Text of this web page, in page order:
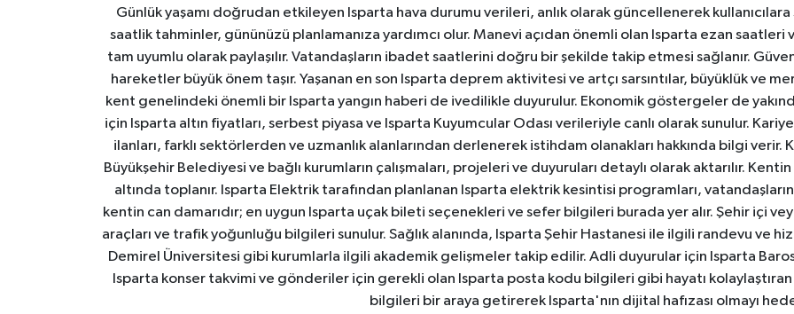
Günlük yaşamı doğrudan etkileyen Isparta hava durumu verileri, anlık olarak güncellenerek
saatlik tahminler, gününüzü planlamanıza yardımcı olur. Manevi açıdan önemli olan Isparta ezan
tam uyumlu olarak paylaşılır. Vatandaşların ibadet saatlerini doğru bir şekilde takip etmesi sağlanır.
hareketler büyük önem taşır. Yaşanan en son Isparta deprem aktivitesi ve artçı sarsıntılar, büyüklük ve
kent genelindeki önemli bir Isparta yangın haberi de ivedilikle duyurulur. Ekonomik göstergeler de
için Isparta altın fiyatları, serbest piyasa ve Isparta Kuyumcular Odası verileriyle canlı olarak sunulur.
ilanları, farklı sektörlerden ve uzmanlık alanlarından derlenerek istihdam olanakları hakkında bilgi verir.
Büyükşehir Belediyesi ve bağlı kurumların çalışmaları, projeleri ve duyuruları detaylı olarak aktarılır.
altında toplanır. Isparta Elektrik tarafından planlanan Isparta elektrik kesintisi programları,
kentin can damarıdır; en uygun Isparta uçak bileti seçenekleri ve sefer bilgileri burada yer alır. Şehir içi
araçları ve trafik yoğunluğu bilgileri sunulur. Sağlık alanında, Isparta Şehir Hastanesi ile ilgili randevu ve
Demirel Üniversitesi gibi kurumlarla ilgili akademik gelişmeler takip edilir. Adli duyurular için Isparta
Isparta konser takvimi ve gönderiler için gerekli olan Isparta posta kodu bilgileri gibi hayatı
bilgileri bir araya getirerek Isparta'nın dijital hafızası olmayı